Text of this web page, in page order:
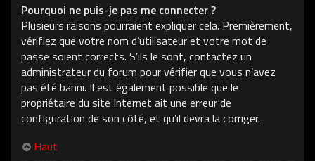
Pourquoi ne puis-je pas me connecter ?
Plusieurs raisons pourraient expliquer cela. Premièrement,
vérifiez que votre nom d’utilisateur et votre mot de
passe soient corrects. S’ils le sont, contactez un
administrateur du forum pour vérifier que vous n’avez
pas été banni. Il est également possible que le
propriétaire du site Internet ait une erreur de
configuration de son côté, et qu’il devra la corriger.
Haut